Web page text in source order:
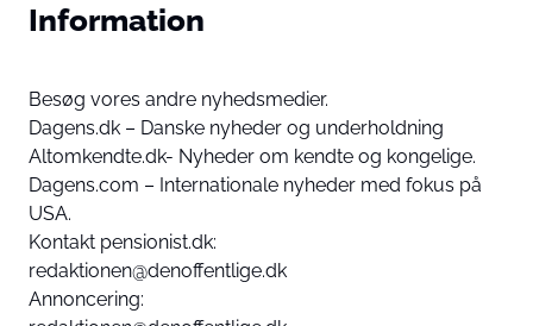
Information
Besøg vores andre nyhedsmedier.
Dagens.dk – Danske nyheder og underholdning
Altomkendte.dk- Nyheder om kendte og kongelige.
Dagens.com – Internationale nyheder med fokus på
USA.
Kontakt pensionist.dk:
redaktionen@denoffentlige.dk
Annoncering: